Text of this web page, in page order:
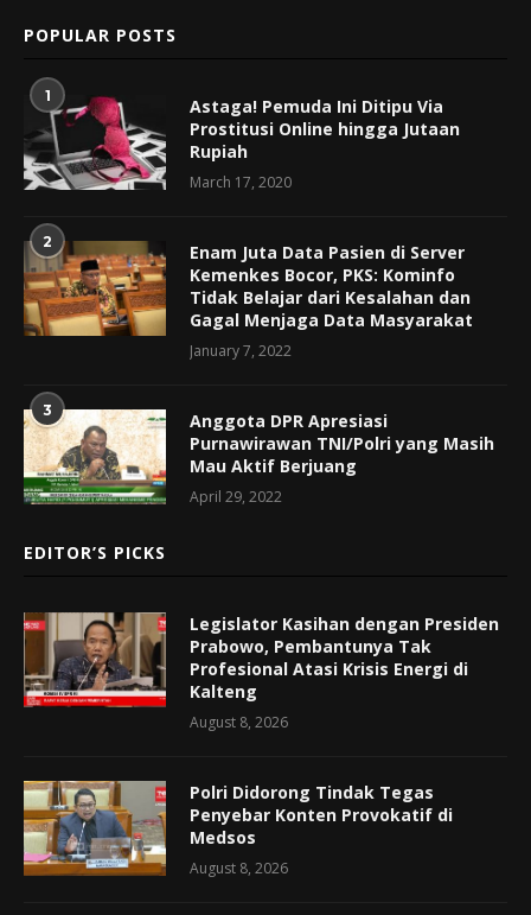
POPULAR POSTS
1
Astaga! Pemuda Ini Ditipu Via
Prostitusi Online hingga Jutaan
Rupiah
March 17, 2020
2
Enam Juta Data Pasien di Server
Kemenkes Bocor, PKS: Kominfo
Tidak Belajar dari Kesalahan dan
Gagal Menjaga Data Masyarakat
January 7, 2022
3
Anggota DPR Apresiasi
Purnawirawan TNI/Polri yang Masih
Mau Aktif Berjuang
April 29, 2022
EDITOR’S PICKS
Legislator Kasihan dengan Presiden
Prabowo, Pembantunya Tak
Profesional Atasi Krisis Energi di
Kalteng
August 8, 2026
Polri Didorong Tindak Tegas
Penyebar Konten Provokatif di
Medsos
August 8, 2026